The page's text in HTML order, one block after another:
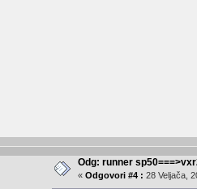
Odg: runner
« Odgovori #4 : 28 Veljača,